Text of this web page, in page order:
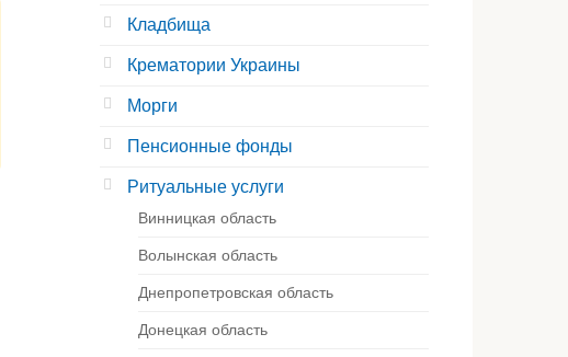
Кладбища
Крематории Украины
Морги
Пенсионные фонды
Ритуальные услуги
Винницкая область
Волынская область
Днепропетровская область
Донецкая область